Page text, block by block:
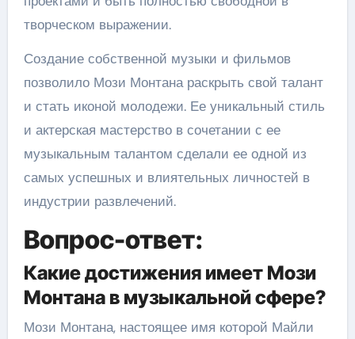
творческом выражении.
Создание собственной музыки и фильмов
позволило Мози Монтана раскрыть свой талант
и стать иконой молодежи. Ее уникальный стиль
и актерская мастерство в сочетании с ее
музыкальным талантом сделали ее одной из
самых успешных и влиятельных личностей в
индустрии развлечений.
Вопрос-ответ:
Какие достижения имеет Мози
Монтана в музыкальной сфере?
Мози Монтана, настоящее имя которой Майли